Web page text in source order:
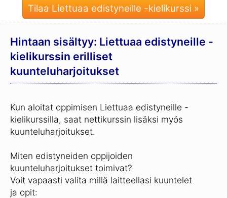
Tilaa Liettuaa edistyneille -kielikurssi »
Hintaan sisältyy: Liettuaa edistyneille -
kielikurssin erilliset
kuunteluharjoitukset
Kun aloitat oppimisen Liettuaa edistyneille -
kielikurssilla, saat nettikurssin lisäksi myös
kuunteluharjoitukset.
Miten edistyneiden oppijoiden
kuunteluharjoitukset toimivat?
Voit vapaasti valita millä laitteellasi kuuntelet
ja opit: